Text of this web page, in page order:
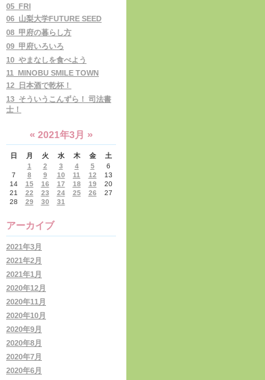
05_FRI
06_山梨大学FUTURE SEED
08_甲府の暮らし方
09_甲府いろいろ
10_やまなしを食べよう
11_MINOBU SMILE TOWN
12_日本酒で乾杯！
13_そういうこんずら！ 司法書
士！
« 2021年3月 »
日 月 火 水 木 金
土
1
2 3 4 5
6
7
8 9 10 11 12
13
14
15 16 17 18 19
20
21
22 23 24 25 26
27
28
29 30 31
アーカイブ
2021年3月
2021年2月
2021年1月
2020年12月
2020年11月
2020年10月
2020年9月
2020年8月
2020年7月
2020年6月